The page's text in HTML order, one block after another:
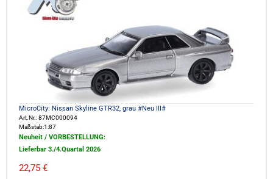
MicroCity: Nissan Skyline GTR32, grau #Neu III#
Art.Nr.: 87MC000094
Maßstab:1:87
Neuheit / VORBESTELLUNG:
Lieferbar 3./4.Quartal 2026
22,75 €